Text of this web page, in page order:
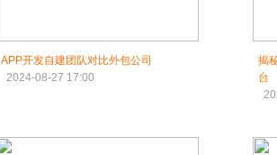
APP开发自建团队对比外包公司
2024-08-27 17:00
揭
台